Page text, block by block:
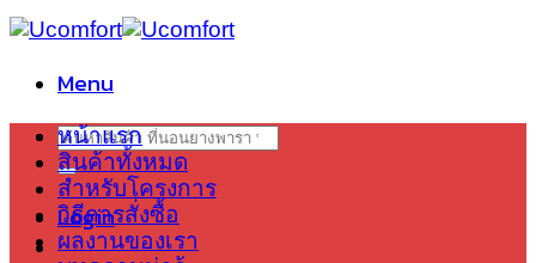
Menu
Search
for:
Login
หน้าแรก
สินค้าทั้งหมด
สำหรับโครงการ
วิธีการสั่งซื้อ
ผลงานของเรา